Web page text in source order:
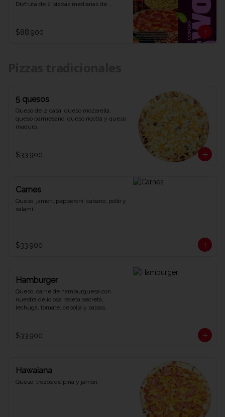
Disfruta de 2 pizzas medianas de
combinación explosiva de sabores y
diversión que te dejará diciendo WOW
$88.900
5 quesos
Queso de la casa, queso mozarella,
queso parmesano, queso ricotta y queso
maduro.
$33.900
Carnes
Queso, jamón, pepperoni, cabano, pollo y
salami.
$33.900
Hamburger
Queso, carne de hamburguesa con
nuestra deliciosa receta secreta,
lechuga, tomate, cebolla y salsas.
$33.900
Hawaiana
Queso, trozos de piña y jamón.